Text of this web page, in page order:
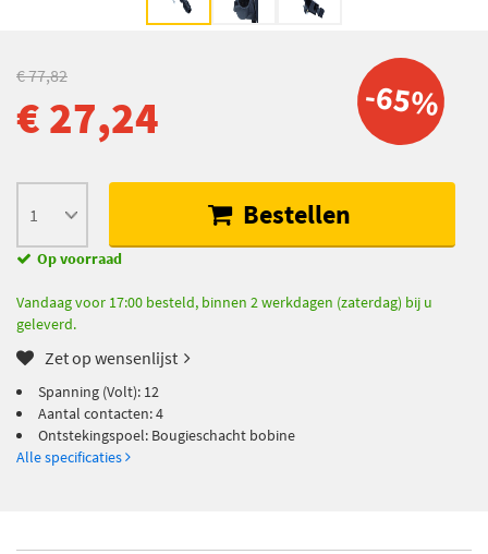
-65%
€ 77,82
€ 27,24
Bestellen
Op voorraad
Vandaag voor 17:00 besteld, binnen 2 werkdagen (zaterdag) bij u
geleverd.
Zet op wensenlijst
Spanning (Volt): 12
Aantal contacten: 4
Ontstekingspoel: Bougieschacht bobine
Alle specificaties